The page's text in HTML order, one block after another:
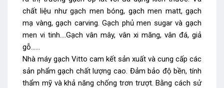
chất liệu như gạch men bóng, gạch men matt, gạch
mạ vàng, gạch carving. Gạch phủ men sugar và gạch
men vi tinh….Gạch vân mây, vân xi măng, vân đá, giả
gỗ……
Nhà máy gạch Vitto cam kết sản xuất và cung cấp các
sản phẩm gạch chất lượng cao. Đảm bảo độ bền, tính
thẩm mỹ và khả năng chống trơn trượt. Bằng cách sử